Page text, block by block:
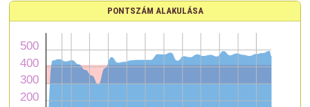
PONTSZÁM ALAKULÁSA